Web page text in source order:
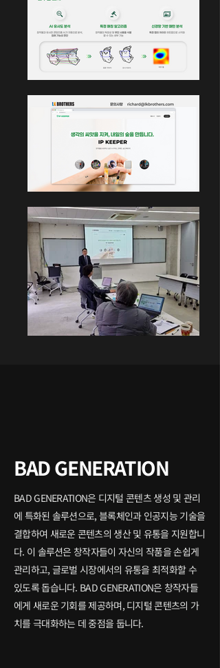
BAD GENERATION​
BAD GENERATION은 디지털 콘텐츠 생성 및 관리
에 특화된 솔루션으로, 블록체인과 인공지능 기술을
결합하여 새로운 콘텐츠의 생산 및 유통을 지원합니
다. 이 솔루션은 창작자들이 자신의 작품을 손쉽게
관리하고, 글로벌 시장에서의 유통을 최적화할 수
있도록 돕습니다. BAD GENERATION은 창작자들
에게 새로운 기회를 제공하며, 디지털 콘텐츠의 가
치를 극대화하는 데 중점을 둡니다.